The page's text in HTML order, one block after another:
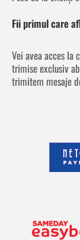
Fii primul care
Vei avea acces la
trimise exclusiv
trimitem mesaje